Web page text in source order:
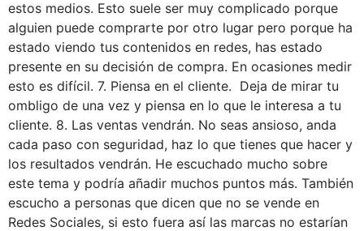
estos medios. Esto suele ser muy complicado porque
alguien puede comprarte por otro lugar pero porque ha
estado viendo tus contenidos en redes, has estado
presente en su decisión de compra. En ocasiones medir
esto es difícil. 7. Piensa en el cliente. Deja de mirar tu
ombligo de una vez y piensa en lo que le interesa a tu
cliente. 8. Las ventas vendrán. No seas ansioso, anda
cada paso con seguridad, haz lo que tienes que hacer y
los resultados vendrán. He escuchado mucho sobre
este tema y podría añadir muchos puntos más. También
escucho a personas que dicen que no se vende en
Redes Sociales, si esto fuera así las marcas no estarían